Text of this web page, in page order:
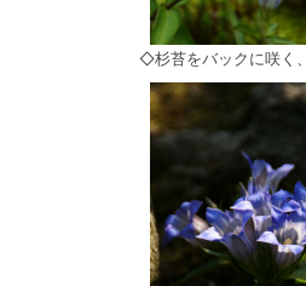
◇杉苔をバックに咲く